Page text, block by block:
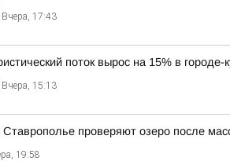
Вчера, 17:43
поток вырос на 15% в городе-
Вчера, 15:13
проверяют озеро после
19:58